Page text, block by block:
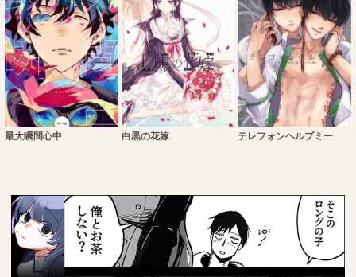
最大瞬間心中 白黒の花嫁 テレフォンヘルプミー